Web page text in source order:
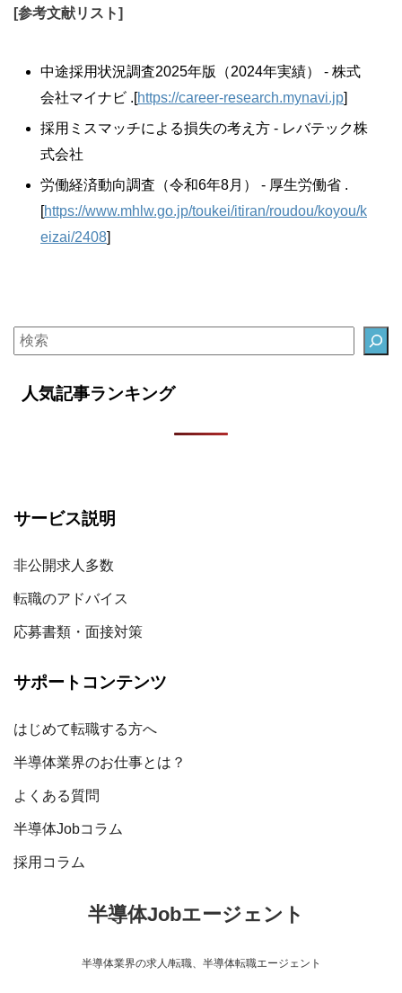
[参考文献リスト]
中途採用状況調査2025年版（2024年実績） - 株式
会社マイナビ .[https://career-research.mynavi.jp]
採用ミスマッチによる損失の考え方 - レバテック株
式会社
労働経済動向調査（令和6年8月） - 厚生労働省 .
[https://www.mhlw.go.jp/toukei/itiran/roudou/koyou/k
eizai/2408]
人気記事ランキング
サービス説明
非公開求人多数
転職のアドバイス
応募書類・面接対策
サポートコンテンツ
はじめて転職する方へ
半導体業界のお仕事とは？
よくある質問
半導体Jobコラム
採用コラム
半導体Jobエージェント